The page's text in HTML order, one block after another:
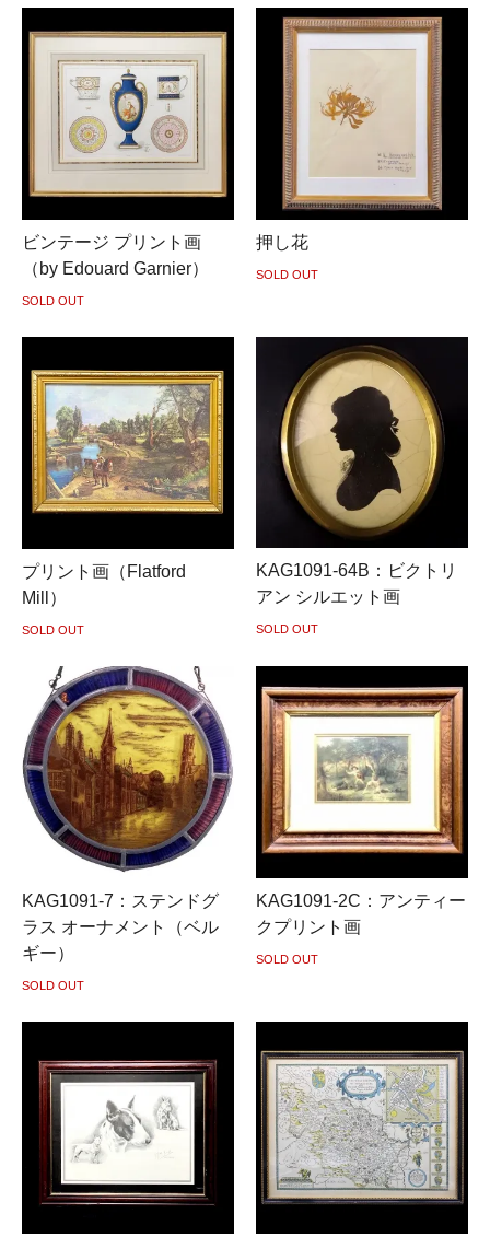
ビンテージ プリント画
（by Edouard Garnier）
SOLD OUT
押し花
SOLD OUT
プリント画（Flatford
Mill）
SOLD OUT
KAG1091-64B：ビクトリ
アン シルエット画
SOLD OUT
KAG1091-7：ステンドグ
ラス オーナメント（ベル
ギー）
SOLD OUT
KAG1091-2C：アンティー
クプリント画
SOLD OUT